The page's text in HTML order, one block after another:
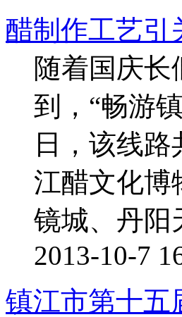
醋制作工艺引
随着国庆
到，“畅游
日，该线
江醋文化博
镜城、丹阳
2013-10-7
镇江市第十五